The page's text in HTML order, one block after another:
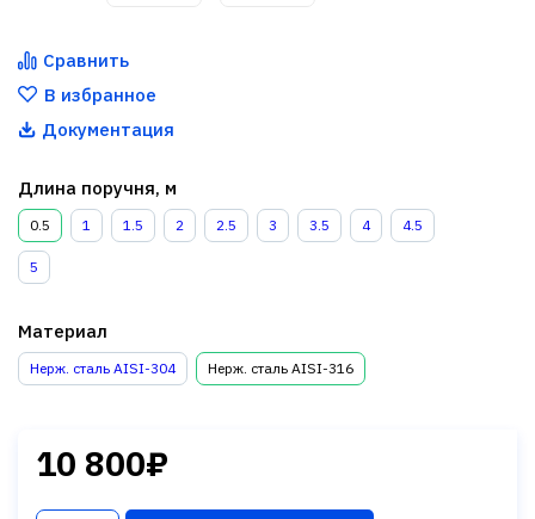
Сравнить
В избранное
Документация
Длина поручня, м
0.5 1 1.5 2 2.5 3 3.5 4 4.5
5
Материал
Нерж. сталь AISI-304 Нерж. сталь AISI-316
10 800₽